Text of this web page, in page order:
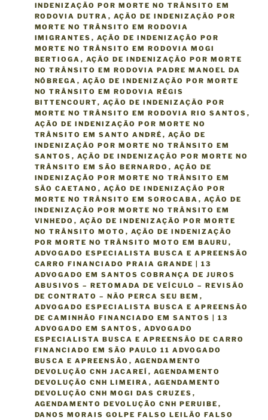
INDENIZAÇÃO POR MORTE NO TRÂNSITO EM
RODOVIA DUTRA , AÇÃO DE INDENIZAÇÃO POR
MORTE NO TRÂNSITO EM RODOVIA
IMIGRANTES , AÇÃO DE INDENIZAÇÃO POR
MORTE NO TRÂNSITO EM RODOVIA MOGI
BERTIOGA , AÇÃO DE INDENIZAÇÃO POR MORTE
NO TRÂNSITO EM RODOVIA PADRE MANOEL DA
NÓBREGA , AÇÃO DE INDENIZAÇÃO POR MORTE
NO TRÂNSITO EM RODOVIA RÉGIS
BITTENCOURT, AÇÃO DE INDENIZAÇÃO POR
MORTE NO TRÂNSITO EM RODOVIA RIO SANTOS ,
AÇÃO DE INDENIZAÇÃO POR MORTE NO
TRÂNSITO EM SANTO ANDRÉ , AÇÃO DE
INDENIZAÇÃO POR MORTE NO TRÂNSITO EM
SANTOS , AÇÃO DE INDENIZAÇÃO POR MORTE NO
TRÂNSITO EM SÃO BERNARDO , AÇÃO DE
INDENIZAÇÃO POR MORTE NO TRÂNSITO EM
SÃO CAETANO , AÇÃO DE INDENIZAÇÃO POR
MORTE NO TRÂNSITO EM SOROCABA , AÇÃO DE
INDENIZAÇÃO POR MORTE NO TRÂNSITO EM
VINHEDO , AÇÃO DE INDENIZAÇÃO POR MORTE
NO TRÂNSITO MOTO , AÇÃO DE INDENIZAÇÃO
POR MORTE NO TRÂNSITO MOTO EM BAURU ,
ADVOGADO ESPECIALISTA BUSCA E APREENSÃO
CARRO FINANCIADO PRAIA GRANDE | 13
ADVOGADO EM SANTOS COBRANÇA DE JUROS
ABUSIVOS – RETOMADA DE VEÍCULO – REVISÃO
DE CONTRATO – NÃO PERCA SEU BEM ,
ADVOGADO ESPECIALISTA BUSCA E APREENSÃO
DE CAMINHÃO FINANCIADO EM SANTOS | 13
ADVOGADO EM SANTOS , ADVOGADO
ESPECIALISTA BUSCA E APREENSÃO DE CARRO
FINANCIADO EM SÃO PAULO 11 ADVOGADO
BUSCA E APREENSÃO , AGENDAMENTO
DEVOLUÇÃO CNH JACAREÍ , AGENDAMENTO
DEVOLUÇÃO CNH LIMEIRA , AGENDAMENTO
DEVOLUÇÃO CNH MOGI DAS CRUZES ,
AGENDAMENTO DEVOLUÇÃO CNH PERUIBE ,
DANOS MORAIS GOLPE FALSO LEILÃO FALSO